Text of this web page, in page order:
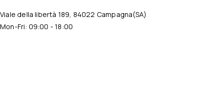
Viale della libertà 189, 84022 Campagna(SA)
Mon-Fri: 09:00 - 18:00